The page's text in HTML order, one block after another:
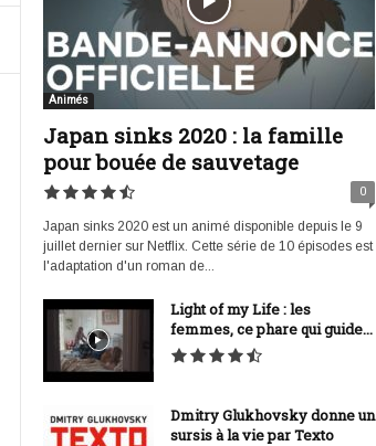
Animés
Japan sinks 2020 : la famille
pour bouée de sauvetage
0
Japan sinks 2020 est un animé disponible depuis le 9
juillet dernier sur Netflix. Cette série de 10 épisodes est
l'adaptation d'un roman de...
Light of my Life : les
femmes, ce phare qui guide...
Dmitry Glukhovsky donne un
sursis à la vie par Texto